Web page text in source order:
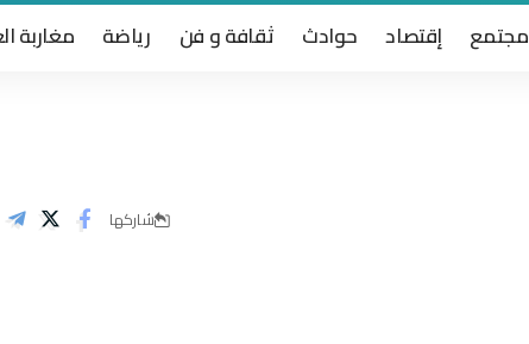
مجتمع إقتصاد حوادث ثقافة و فن رياضة مغاربة
شاركها